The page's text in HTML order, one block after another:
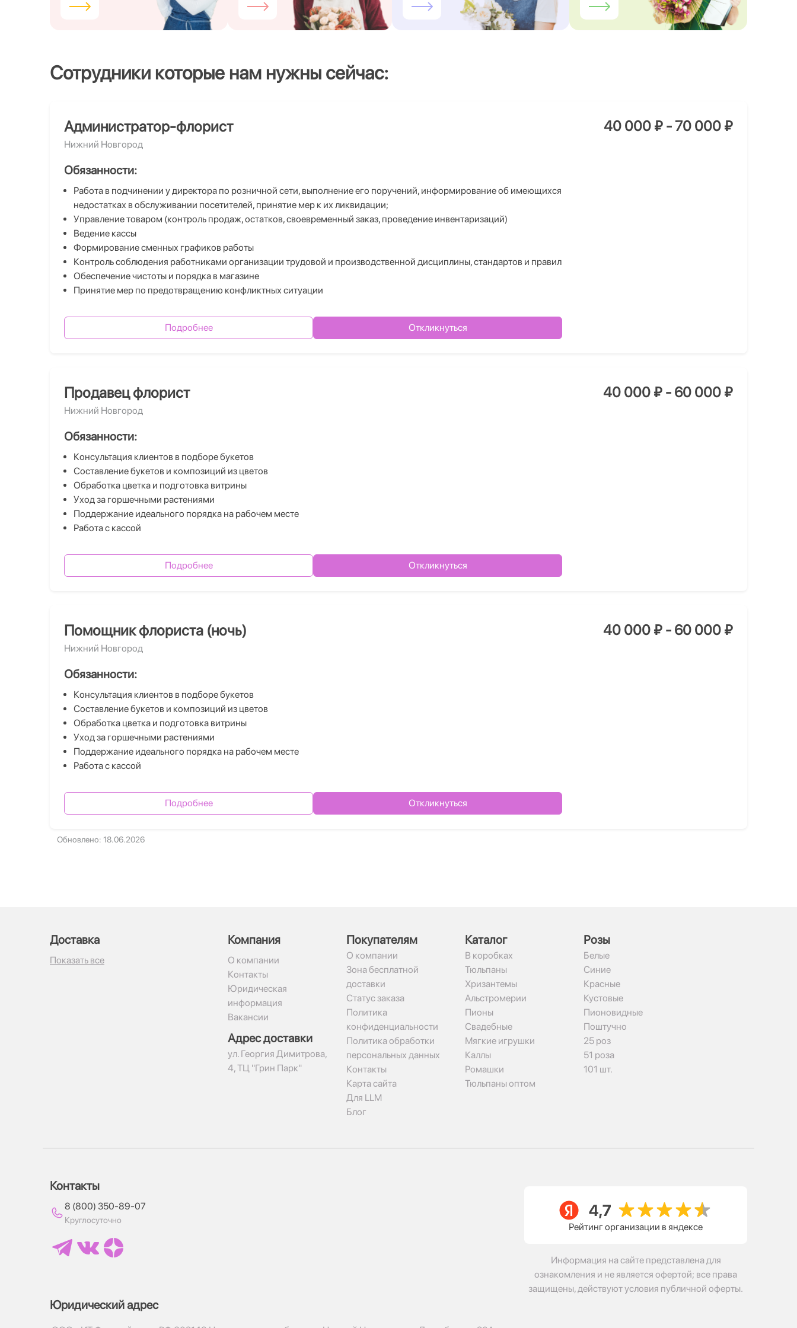
Сотрудники которые нам нужны сейчас:
Администратор-флорист
Нижний Новгород
40 000 ₽ - 70 000 ₽
Обязанности:
Работа в подчинении у директора по розничной сети, выполнение его поручений, информирование об имеющихся
недостатках в обслуживании посетителей, принятие мер к их ликвидации;
Управление товаром (контроль продаж, остатков, своевременный заказ, проведение инвентаризаций)
Ведение кассы
Формирование сменных графиков работы
Контроль соблюдения работниками организации трудовой и производственной дисциплины, стандартов и правил
Обеспечение чистоты и порядка в магазине
Принятие мер по предотвращению конфликтных ситуации
Подробнее Откликнуться
Продавец флорист
Нижний Новгород
40 000 ₽ - 60 000 ₽
Обязанности:
Консультация клиентов в подборе букетов
Составление букетов и композиций из цветов
Обработка цветка и подготовка витрины
Уход за горшечными растениями
Поддержание идеального порядка на рабочем месте
Работа с кассой
Подробнее Откликнуться
Помощник флориста (ночь)
Нижний Новгород
40 000 ₽ - 60 000 ₽
Обязанности:
Консультация клиентов в подборе букетов
Составление букетов и композиций из цветов
Обработка цветка и подготовка витрины
Уход за горшечными растениями
Поддержание идеального порядка на рабочем месте
Работа с кассой
Подробнее Откликнуться
Обновлено: 18.06.2026
Доставка
Показать все
Компания
О компании
Контакты
Юридическая
информация
Вакансии
Адрес доставки
ул. Георгия Димитрова,
4, ТЦ "Грин Парк"
Покупателям
О компании
Зона бесплатной
доставки
Статус заказа
Политика
конфиденциальности
Политика обработки
персональных данных
Контакты
Карта сайта
Для LLM
Блог
Каталог
В коробках
Тюльпаны
Хризантемы
Альстромерии
Пионы
Свадебные
Мягкие игрушки
Каллы
Ромашки
Тюльпаны оптом
Рoзы
Белые
Синие
Красные
Кустовые
Пионовидные
Поштучно
25 роз
51 роза
101 шт.
Контакты
8 (800) 350-89-07
Круглосуточно
Рейтинг организации в яндексе
Информация на сайте представлена для
ознакомления и не является офертой; все права
защищены, действуют условия публичной оферты.
Юридический адрес